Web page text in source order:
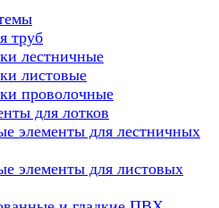
труб
лестничные
листовые
проволочные
для лотков
элементы для лестничных
элементы для листовых